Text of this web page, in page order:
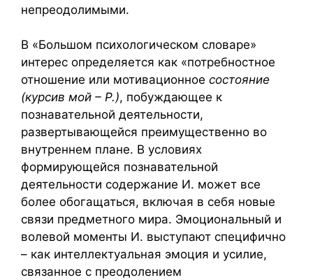
непреодолимыми.
В «Большом психологическом словаре»
интерес определяется как «потребностное
отношение или мотивационное состояние
(курсив мой – Р.), побуждающее к
познавательной деятельности,
развертывающейся преимущественно во
внутреннем плане. В условиях
формирующейся познавательной
деятельности содержание И. может все
более обогащаться, включая в себя новые
связи предметного мира. Эмоциональный и
волевой моменты И. выступают специфично
– как интеллектуальная эмоция и усилие,
связанное с преодолением